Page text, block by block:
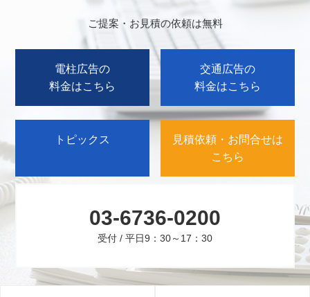
ご提案・お見積の依頼は無料
電柱広告の
料金はこちら
交通広告の
料金はこちら
トピックス
見積依頼・お問合せは
こちら
03-6736-0200
受付 / 平日9：30～17：30